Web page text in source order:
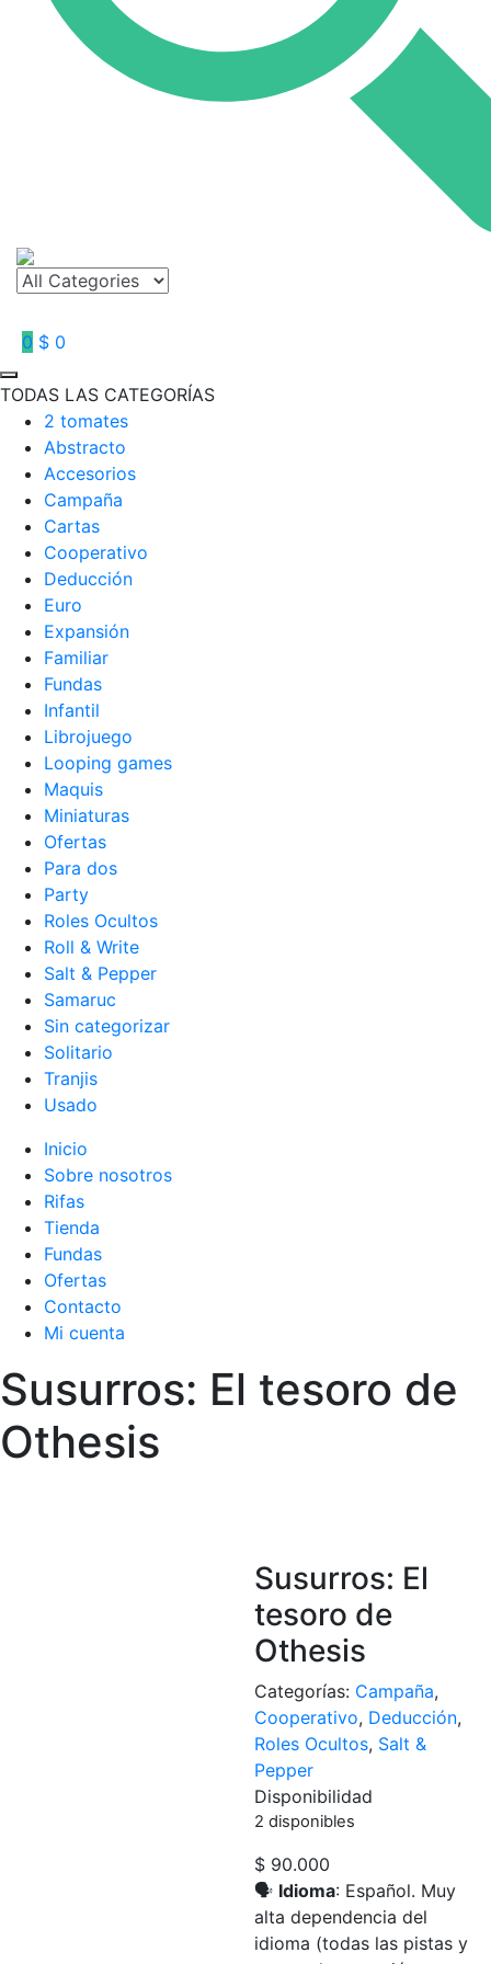
0 $ 0
TODAS LAS CATEGORÍAS
2 tomates
Abstracto
Accesorios
Campaña
Cartas
Cooperativo
Deducción
Euro
Expansión
Familiar
Fundas
Infantil
Librojuego
Looping games
Maquis
Miniaturas
Ofertas
Para dos
Party
Roles Ocultos
Roll & Write
Salt & Pepper
Samaruc
Sin categorizar
Solitario
Tranjis
Usado
Inicio
Sobre nosotros
Rifas
Tienda
Fundas
Ofertas
Contacto
Mi cuenta
Susurros: El tesoro de
Othesis
Susurros: El
tesoro de
Othesis
Categorías: Campaña,
Cooperativo, Deducción,
Roles Ocultos, Salt &
Pepper
Disponibilidad
2 disponibles
$ 90.000
🗣️ Idioma: Español. Muy
alta dependencia del
idioma (todas las pistas y